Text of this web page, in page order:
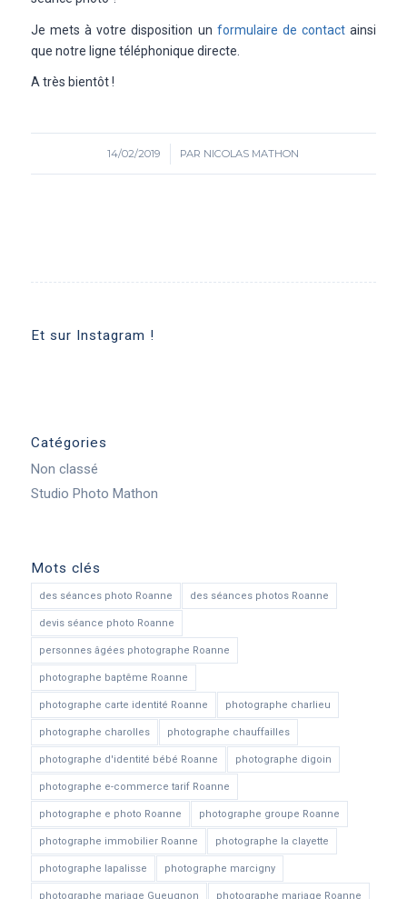
Je mets à votre disposition un formulaire de contactainsi
que notre ligne téléphonique directe.
A très bientôt !
14/02/2019
/ PAR NICOLAS MATHON
Et sur Instagram !
Catégories
Non classé
Studio Photo Mathon
Mots clés
des séances photo Roanne des séances photos Roanne
devis séance photo Roanne
personnes âgées photographe Roanne
photographe baptême Roanne
photographe carte identité Roanne photographe charlieu
photographe charolles photographe chauffailles
photographe d'identité bébé Roanne photographe digoin
photographe e-commerce tarif Roanne
photographe e photo Roanne photographe groupe Roanne
photographe immobilier Roanne photographe la clayette
photographe lapalisse photographe marcigny
photographe mariage Gueugnon photographe mariage Roanne